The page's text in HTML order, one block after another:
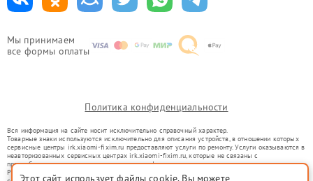
Мы принимаем
все формы оплаты
Политика конфиденциальности
Вся информация на сайте носит исключительно справочный характер.
Товарные знаки используются исключительно для описания устройств, в отношении которых
сервисные центры irk.xiaomi-fixim.ru предоставляют услуги по ремонту. Услуги оказываются в
неавторизованных сервисных центрах irk.xiaomi-fixim.ru, которые не связаны с
правообладателями товарных знаков или их официальными представителями.
Ремонт осуществляется для устройств, уже введенных в гражданский оборот в соответствии
Этот сайт использует файлы cookie. Вы можете